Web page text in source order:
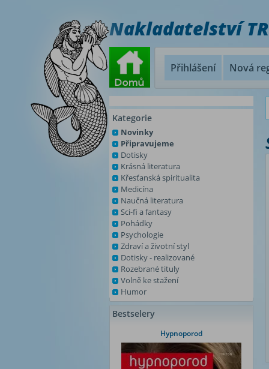
Nakladatelství
Přihlášení Nová
Kategorie
Novinky
Připravujeme
Dotisky
Krásná literatura
Křesťanská spiritualita
Medicína
Naučná literatura
Sci-fi a fantasy
Pohádky
Psychologie
Zdraví a životní styl
Dotisky - realizované
Rozebrané tituly
Volně ke stažení
Humor
Bestselery
Hypnoporod